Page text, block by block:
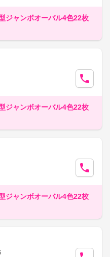
ジャンボオーバル4色22枚
ジャンボオーバル4色22枚
ジャンボオーバル4色22枚